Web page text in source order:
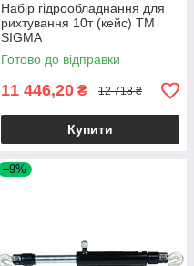
Набір гідрообладнання для
рихтування 10т (кейс) ТМ
SIGMA
Готово до відправки
11 446,20 ₴ 12 718 ₴
Купити
–9%